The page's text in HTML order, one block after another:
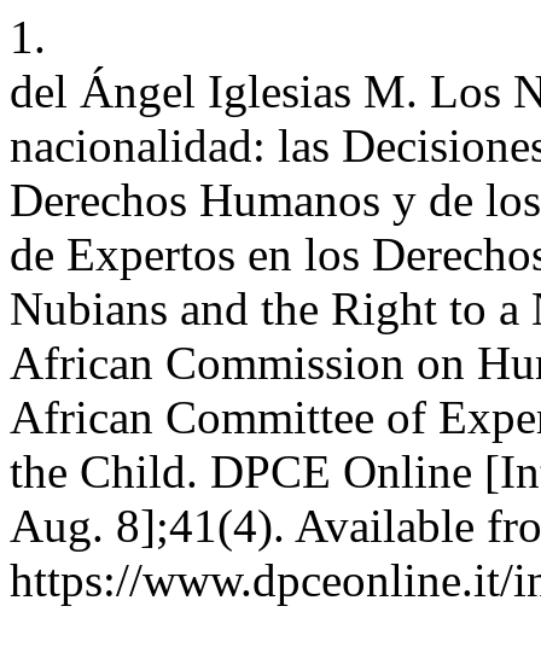
1.
del Ángel Iglesias M. Los
nacionalidad: las
Derechos Humanos y de
de Expertos en los
Nubians and the Right to
African Commission on
African Committee of
the Child. DPCE Online
Aug. 8];41(4). Available
https://www.dpceonline.it/